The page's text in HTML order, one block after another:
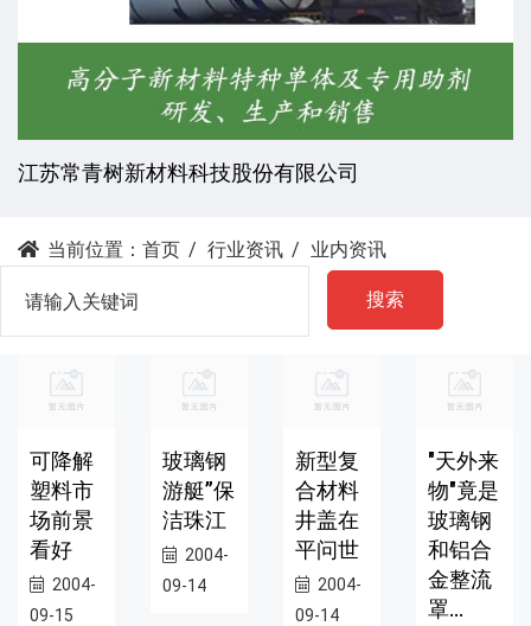
有限公司 杭州昕劲复材科技有限
当前位置： 首页 行业资讯 业内资讯
搜索
可降解
塑料市
场前景
看好
2004-
09-15
玻璃钢
游艇”保
洁珠江
2004-
09-14
新型复
合材料
井盖在
平问世
2004-
09-14
"天外来
物"竟是
玻璃钢
和铝合
金整流
罩...